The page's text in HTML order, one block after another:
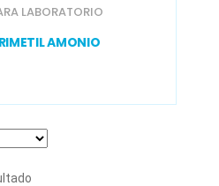
LABORATORIO
AMONIO